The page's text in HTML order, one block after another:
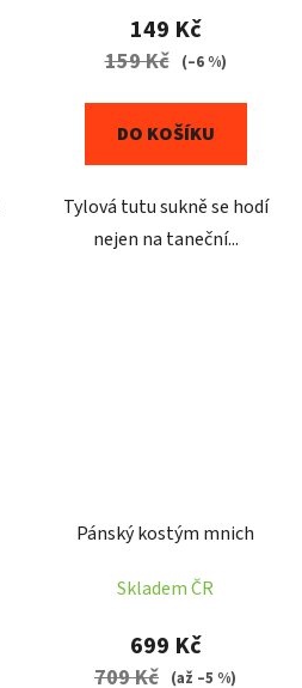
149 Kč
159 Kč (–6 %)
DO KOŠÍKU
Tylová tutu sukně se hodí
nejen na taneční...
Pánský kostým mnich
Skladem ČR
699 Kč
709 Kč (až –5 %)